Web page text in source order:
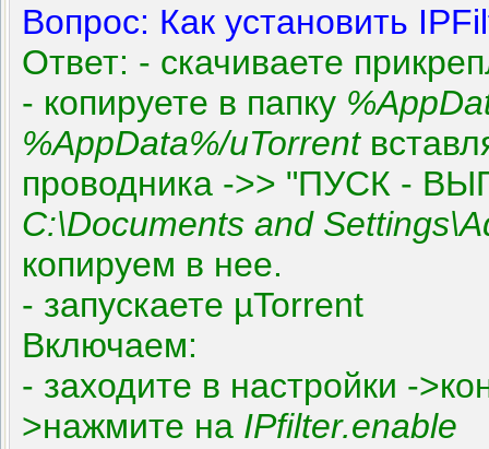
Вопрос: Как установить
Ответ: - скачиваете
- копируете в папку
%AppData%/uTorrent
проводника ->> "ПУСК -
C:\Documents and
копируем в нее.
- запускаете µTorrent
Включаем:
- заходите в настройки -
>нажмите на IPfilter.enable